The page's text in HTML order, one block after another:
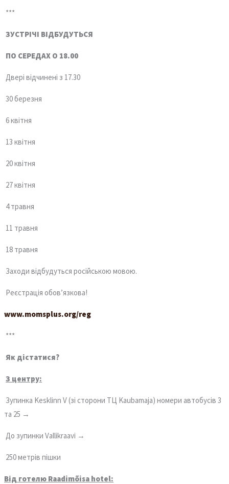
***
ЗУСТРІЧІ ВІДБУДУТЬСЯ
ПО СЕРЕДАХ О 18.00
Двері відчинені з 17.30
30 березня
6 квітня
13 квітня
20 квітня
27 квітня
4 травня
11 травня
18 травня
Заходи відбудуться російською мовою.
Реєстрація обов’язкова!
www.momsplus.org/reg
***
Як дістатися?
З центру:
Зупинка Kesklinn V (зі сторони ТЦ Kaubamaja) номери автобусів 3
та 25 →
До зупинки Vallikraavi →
250 метрів пішки
Від готелю Raadimõisa hotel: